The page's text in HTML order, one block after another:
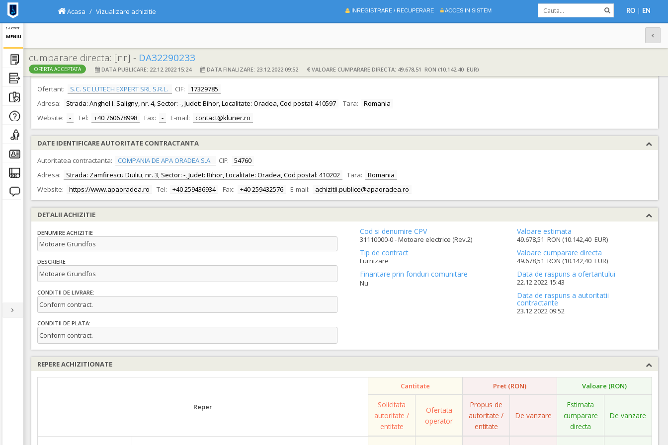
E - LICITATIE
MENIU
INREGISTRARE / RECUPERARE ACCES IN SISTEM RO | EN
Acasa Vizualizare achizitie
cumparare directa: [nr] - DA32290233
OFERTA ACCEPTATA DATA PUBLICARE: 22.12.2022 15:24 DATA FINALIZARE: 23.12.2022 09:52 VALOARE CUMPARARE DIRECTA: 49.678,51 RON (10.142,40 EUR)
DATE IDENTIFICARE OFERTANT
Ofertant:
S.C. SC LUTECH EXPERT SRL S.R.L. CIF:
17329785
Adresa:
Strada: Anghel I. Saligny, nr. 4, Sector: -, Judet: Bihor, Localitate: Oradea, Cod postal: 410597 Tara:
Romania
Website:
- Tel: +40 760678998 Fax: - E-mail: contact@kluner.ro
DATE IDENTIFICARE AUTORITATE CONTRACTANTA
Autoritatea contractanta:
COMPANIA DE APA ORADEA S.A. CIF:
54760
Adresa:
Strada: Zamfirescu Duiliu, nr. 3, Sector: -, Judet: Bihor, Localitate: Oradea, Cod postal: 410202 Tara:
Romania
Website:
https://www.apaoradea.ro Tel: +40 259436934 Fax: +40 259432576 E-mail: achizitii.publice@apaoradea.ro
DETALII ACHIZITIE
DENUMIRE ACHIZITIE
Motoare Grundfos
DESCRIERE
Motoare Grundfos
CONDITII DE LIVRARE:
Conform contract.
CONDITII DE PLATA:
Conform contract.
Cod si denumire CPV
31110000-0 - Motoare electrice (Rev.2)
Tip de contract
Furnizare
Finantare prin fonduri comunitare
Nu
Valoare estimata
49.678,51 RON (10.142,40 EUR)
Valoare cumparare directa
49.678,51 RON (10.142,40 EUR)
Data de raspuns a ofertantului
22.12.2022 15:43
Data de raspuns a autoritatii
contractante
23.12.2022 09:52
REPERE ACHIZITIONATE
Reper
Cantitate Pret (RON) Valoare (RON)
Solicitata
autoritate /
entitate
Ofertata
operator
Propus de
autoritate /
entitate
De vanzare
Estimata
cumparare
directa
De vanzare